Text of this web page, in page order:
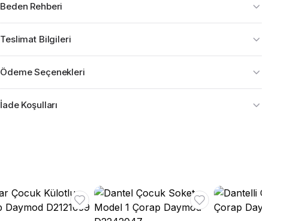
Beden Rehberi
Teslimat Bilgileri
Ödeme Seçenekleri
İade Koşulları